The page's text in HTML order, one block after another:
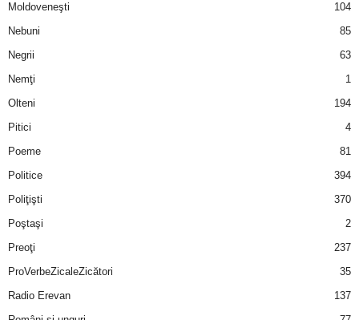
Moldoveneşti
104
Nebuni
85
Negrii
63
Nemţi
1
Olteni
194
Pitici
4
Poeme
81
Politice
394
Poliţişti
370
Poştaşi
2
Preoţi
237
ProVerbeZicaleZicători
35
Radio Erevan
137